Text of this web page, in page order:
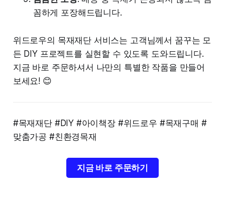
꼼하게 포장해드립니다.
위드로우의 목재재단 서비스는 고객님께서 꿈꾸는 모
든 DIY 프로젝트를 실현할 수 있도록 도와드립니다.
지금 바로 주문하셔서 나만의 특별한 작품을 만들어
보세요! 😊
#목재재단 #DIY #아이책장 #위드로우 #목재구매 #
맞춤가공 #친환경목재
지금 바로 주문하기